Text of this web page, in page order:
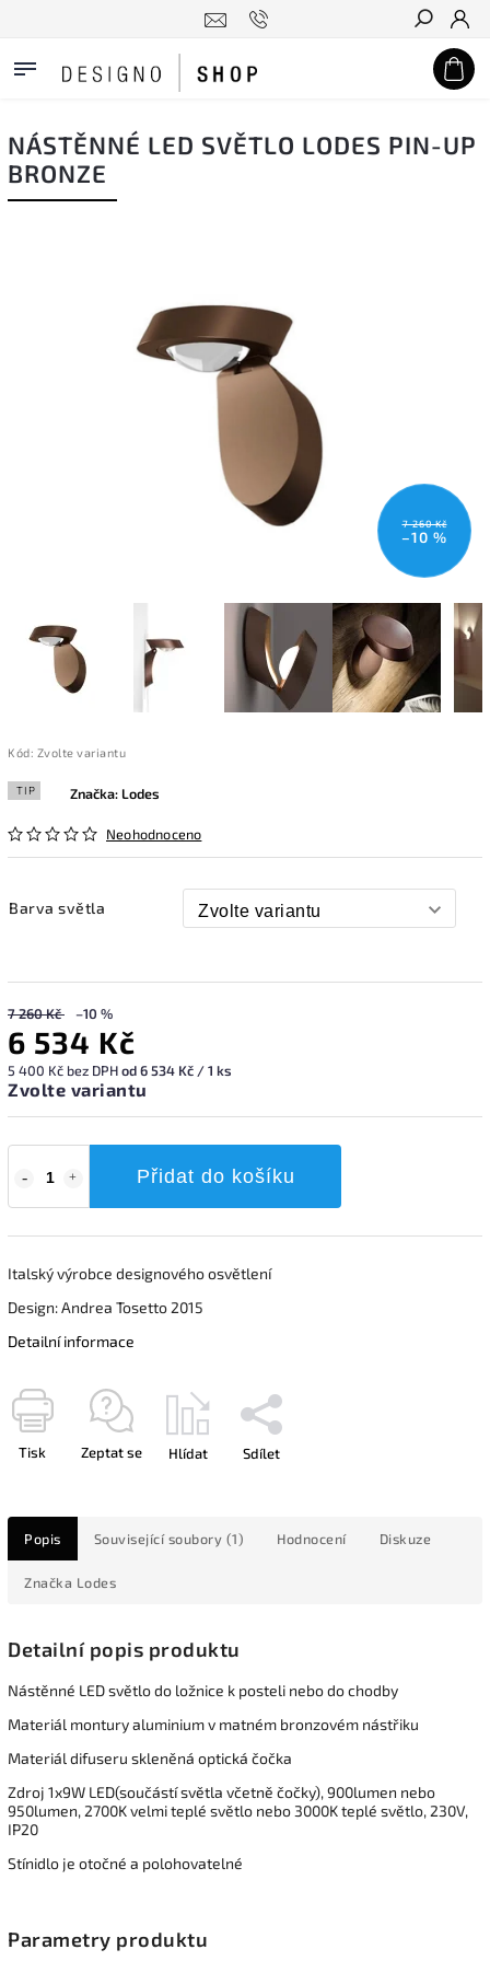
Hledat
NÁSTĚNNÉ LED SVĚTLO LODES PIN-UP
BRONZE
7 260 Kč
–10 %
Kód: Zvolte variantu
TIP
Neohodnoceno
Značka: Lodes
Barva světla
7 260 Kč –10 %
6 534 Kč
5 400 Kč bez DPHod 6 534 Kč / 1 ks
Zvolte variantu
Přidat do košíku
Italský výrobce designového osvětlení
Design: Andrea Tosetto 2015
Detailní informace
Tisk Zeptat se Hlídat Sdílet
Popis Související soubory (1) Hodnocení Diskuze
Značka Lodes
Detailní popis produktu
Nástěnné LED světlo do ložnice k posteli nebo do chodby
Materiál montury aluminium v matném bronzovém nástřiku
Materiál difuseru skleněná optická čočka
Zdroj 1x9W LED(součástí světla včetně čočky), 900lumen nebo
950lumen, 2700K velmi teplé světlo nebo 3000K teplé světlo, 230V,
IP20
Stínidlo je otočné a polohovatelné
Parametry produktu